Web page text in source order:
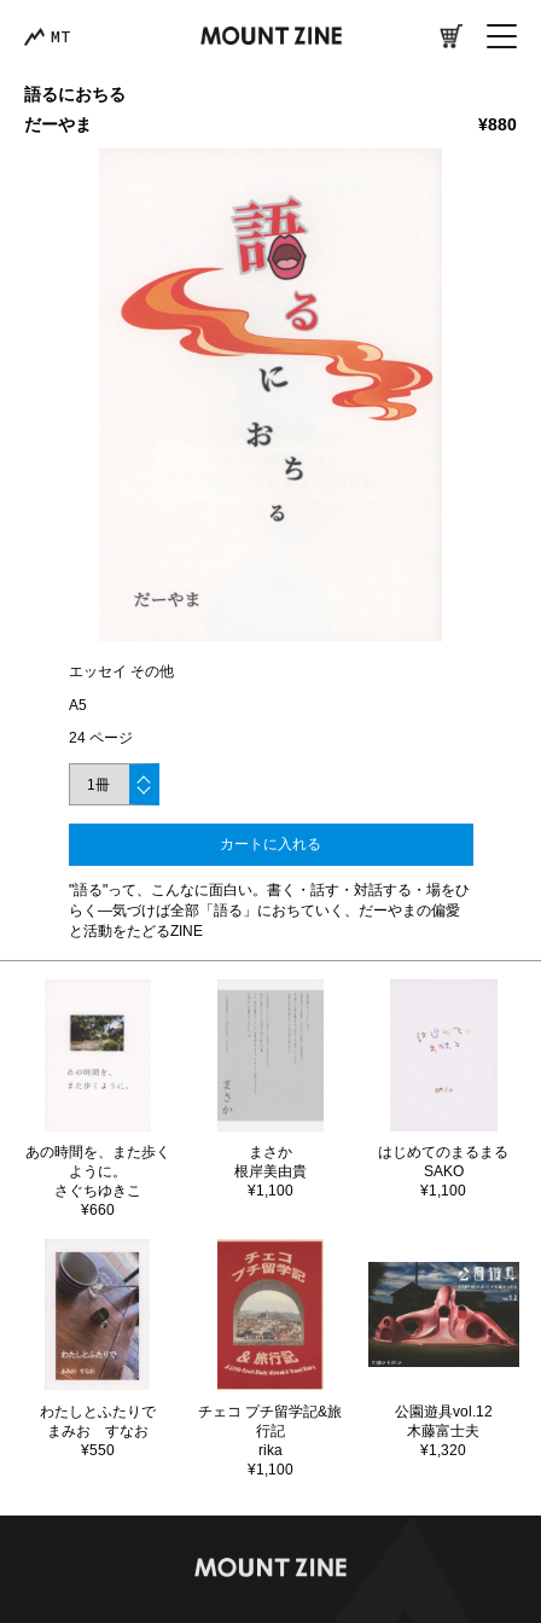
MT
語るにおちる
だーやま
¥880
エッセイ その他
A5
24 ページ
カートに入れる
"語る"って、こんなに面白い。書く・話す・対話する・場をひ
らく―気づけば全部「語る」におちていく、だーやまの偏愛
と活動をたどるZINE
あの時間を、また歩く
ように。
さぐちゆきこ
¥660
まさか
根岸美由貴
¥1,100
はじめてのまるまる
SAKO
¥1,100
わたしとふたりで
まみお すなお
¥550
チェコ プチ留学記&旅
行記
rika
¥1,100
公園遊具vol.12
木藤富士夫
¥1,320